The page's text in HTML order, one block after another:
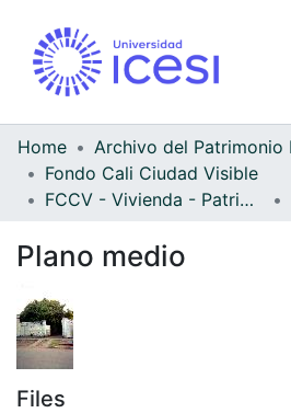
Home
Fondo Cali Ciudad Visible
FCCV - Vivienda - Patrimonial
Plano medio
Files